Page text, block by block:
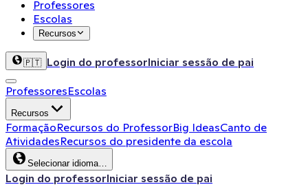
Professores
Escolas
Recursos
🇵🇹 Login do professorIniciar sessão de pai
ProfessoresEscolas
Recursos
FormaçãoRecursos do ProfessorBig IdeasCanto de
AtividadesRecursos do presidente da escola
Selecionar idioma…
Login do professorIniciar sessão de pai